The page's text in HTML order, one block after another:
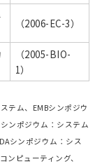
（2006-EC-3）
（2005-BIO-
1）
テム、EMBシンポジウ
ンポジウム：システム
シンポジウム：シス
ンピューティング、